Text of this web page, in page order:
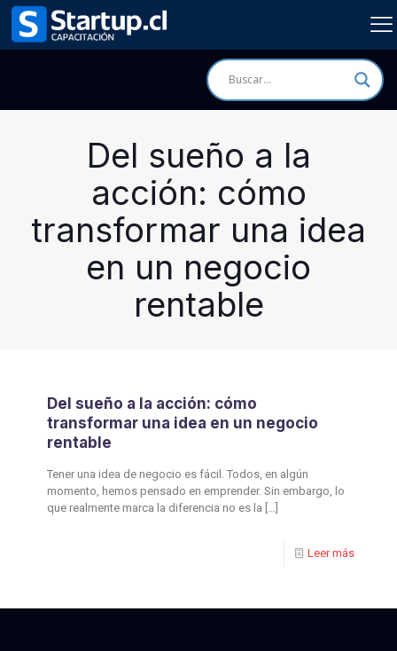
Del sueño a la
acción: cómo
transformar una idea
en un negocio
rentable
Del sueño a la acción: cómo
transformar una idea en un negocio
rentable
Tener una idea de negocio es fácil. Todos, en algún
momento, hemos pensado en emprender. Sin embargo, lo
que realmente marca la diferencia no es la […]
Leer más